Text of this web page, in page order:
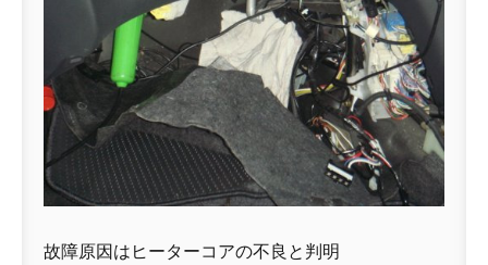
故障原因はヒーターコアの不良と判明